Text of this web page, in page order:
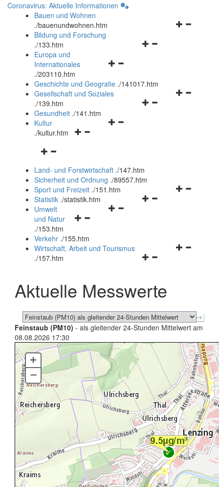
Coronavirus: Aktuelle Informationen
Bauen und Wohnen
./bauenundwohnen.htm
Navigationsmenü
Bildung und Forschung
./133.htm
Navigationsmenü
und
schließen
Europa und
Internationales
./203110.htm
Geschichte und Geografie ./141017.htm
Navigationsmenü
Gesellschaft und Soziales
./139.htm
Navigationsmenü
Gesundheit ./141.htm
Navigationsmenü
Kultur
./kultur.htm
Navigationsmenü
und
schließen
Land- und Forstwirtschaft ./147.htm
Sicherheit und Ordnung ./89557.htm
Navigationsmenü
Sport und Freizeit ./151.htm
Navigationsmenü
Statistik ./statistik.htm
Navigationsmenü
und
schließen
Umwelt
und Natur
./153.htm
Verkehr ./155.htm
Navigationsmenü
schließen
Wirtschaft, Arbeit und Tourismus
./157.htm
Aktuelle Messwerte
Feinstaub (PM10) - als gleitender 24-Stunden Mittelwert am
08.08.2026 17:30
+
–